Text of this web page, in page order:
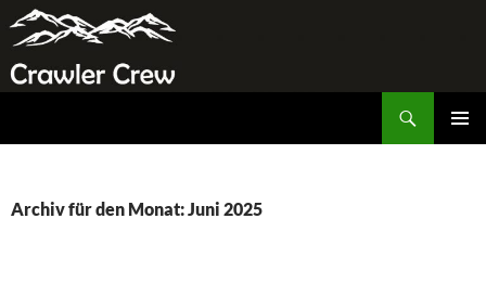
Zum
Inhalt
springen
Archiv für den Monat: Juni 2025